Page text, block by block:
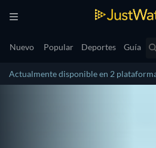
Nuevo Popular Deportes Guía
Actualmente disponible en 2